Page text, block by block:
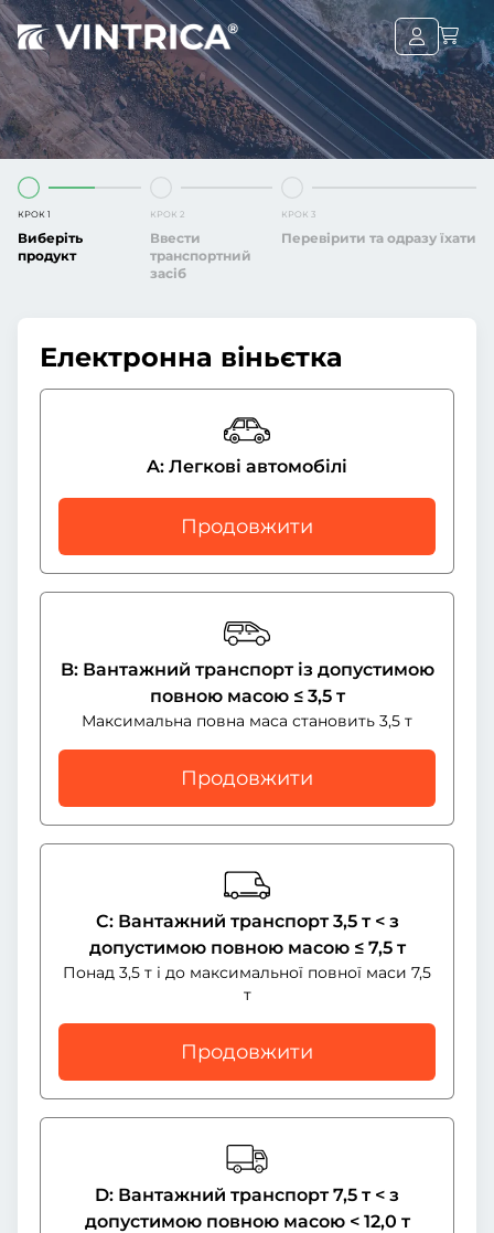
КРОК 1
Виберіть
продукт
КРОК 2
Ввести
транспортний
засіб
КРОК 3
Перевірити та одразу їхати
Електронна віньєтка
A: Легкові автомобілі
Продовжити
B: Вантажний транспорт із допустимою
повною масою ≤ 3,5 т
Максимальна повна маса становить 3,5 т
Продовжити
C: Вантажний транспорт 3,5 т < з
допустимою повною масою ≤ 7,5 т
Понад 3,5 т і до максимальної повної маси 7,5
т
Продовжити
D: Вантажний транспорт 7,5 т < з
допустимою повною масою < 12,0 т